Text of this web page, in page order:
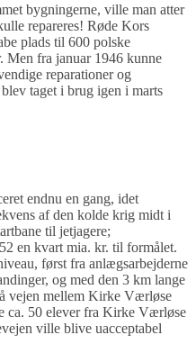
bygningerne, ville man atter
repareres! Røde Kors
plads til 600 polske
Men fra januar 1946 kunne
reparationer og
taget i brug igen i marts
endnu en gang, idet
af den kolde krig midt i
til jetjagere;
en kvart mia. kr. til formålet.
først fra anlægsarbejderne
og med den 3 km lange
vejen mellem Kirke Værløse
ca. 50 elever fra Kirke Værløse
ville blive uacceptabel